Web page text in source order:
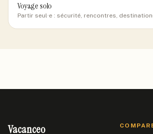
Voyage solo
Partir seul·e : sécurité, rencontres,
Vacanceo